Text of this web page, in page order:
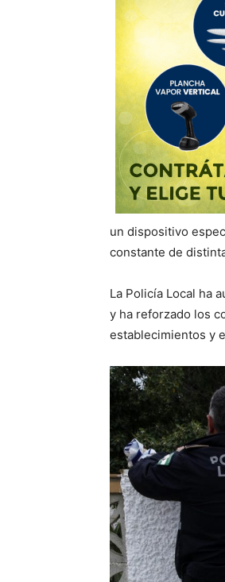
un dispositivo
constante de
La Policía Local ha
y ha reforzado los
establecimientos y